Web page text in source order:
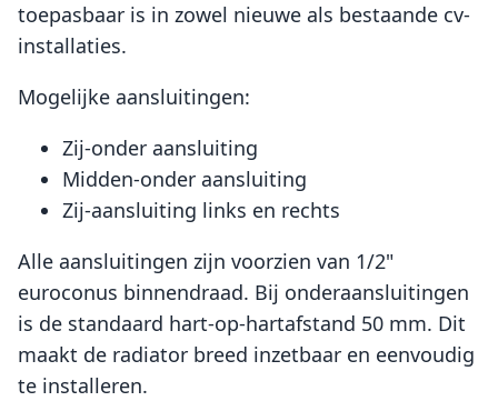
toepasbaar is in zowel nieuwe als bestaande cv-
installaties.
Mogelijke aansluitingen:
Zij-onder aansluiting
Midden-onder aansluiting
Zij-aansluiting links en rechts
Alle aansluitingen zijn voorzien van 1/2"
euroconus binnendraad. Bij onderaansluitingen
is de standaard hart-op-hartafstand 50 mm. Dit
maakt de radiator breed inzetbaar en eenvoudig
te installeren.